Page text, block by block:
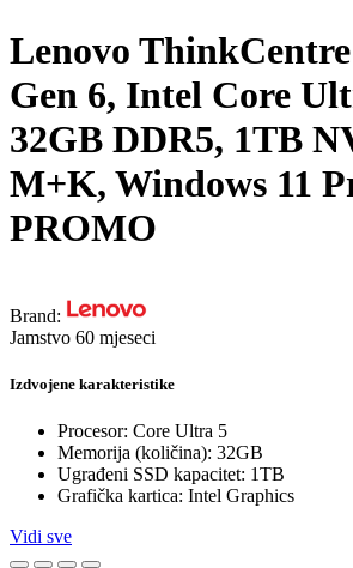
Lenovo ThinkCentre
Gen 6, Intel Core
32GB DDR5, 1TB
M+K, Windows 11
PROMO
Brand:
Jamstvo 60 mjeseci
Izdvojene karakteristike
Procesor: Core Ultra 5
Memorija (količina): 32GB
Ugrađeni SSD kapacitet: 1TB
Grafička kartica: Intel Graphics
Vidi sve